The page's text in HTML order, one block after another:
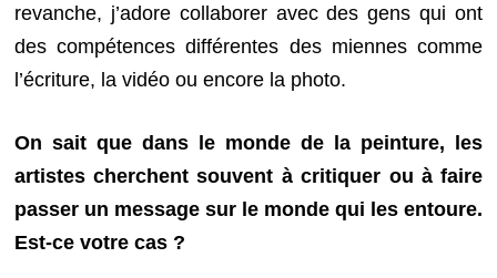
revanche, j’adore collaborer avec des gens qui ont
des compétences différentes des miennes comme
l’écriture, la vidéo ou encore la photo.
On sait que dans le monde de la peinture, les
artistes cherchent souvent à critiquer ou à faire
passer un message sur le monde qui les entoure.
Est-ce votre cas ?